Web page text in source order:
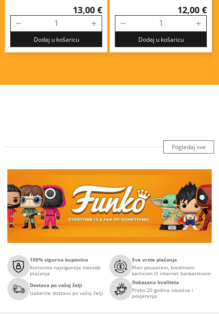
13,00 €
Dodaj u košaricu
12,00 €
Dodaj u košaricu
Pogledaj sve
100% sigurna kupovina
Koristimo najsigurnije metode
plaćanja
Sve vrste plaćanja
Plati pouzećem, kreditnom
karticom ili internet bankarstvom
Dostava po vašoj želji
Izaberite dostavu po vašoj želji
Dokazana kvaliteta
Preko 20 godina iskustva i
povjerenja